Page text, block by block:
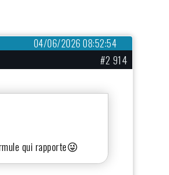
04/06/2026 08:52:54
#2 914
qui rapporte😜